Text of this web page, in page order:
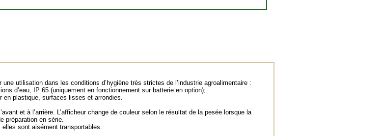
utilisation dans les conditions d’hygiène très strictes de l’industrie agroalimentaire :
d’eau, IP 65 (uniquement en fonctionnement sur batterie en option);
plastique, surfaces lisses et arrondies.
et à l’arrière. L’afficheur change de couleur selon le résultat de la pesée lorsque la
préparation en série.
sont aisément transportables.